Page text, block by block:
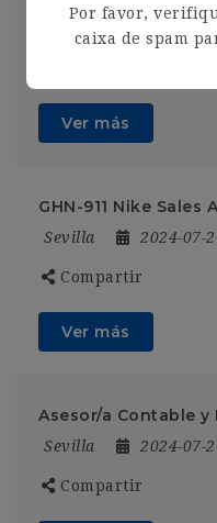
Sevilla 2024-07-
Ver más
GHN-911 Nike
Sevilla 2024-07-
Compartir
Ver más
Asesor/a Contable y
Sevilla 2024-07-
Compartir
Por favor,
caixa de spam